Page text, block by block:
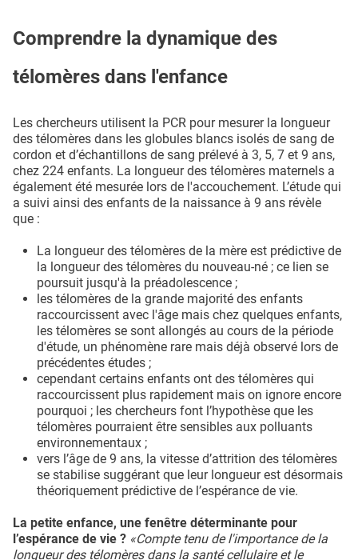
Comprendre la dynamique des
télomères dans l'enfance
Les chercheurs utilisent la PCR pour mesurer la longueur
des télomères dans les globules blancs isolés de sang de
cordon et d’échantillons de sang prélevé à 3, 5, 7 et 9 ans,
chez 224 enfants. La longueur des télomères maternels a
également été mesurée lors de l'accouchement. L’étude qui
a suivi ainsi des enfants de la naissance à 9 ans révèle
que :
La longueur des télomères de la mère est prédictive de
la longueur des télomères du nouveau-né ; ce lien se
poursuit jusqu'à la préadolescence ;
les télomères de la grande majorité des enfants
raccourcissent avec l'âge mais chez quelques enfants,
les télomères se sont allongés au cours de la période
d'étude, un phénomène rare mais déjà observé lors de
précédentes études ;
cependant certains enfants ont des télomères qui
raccourcissent plus rapidement mais on ignore encore
pourquoi ; les chercheurs font l’hypothèse que les
télomères pourraient être sensibles aux polluants
environnementaux ;
vers l’âge de 9 ans, la vitesse d’attrition des télomères
se stabilise suggérant que leur longueur est désormais
théoriquement prédictive de l’espérance de vie.
La petite enfance, une fenêtre déterminante pour
l’espérance de vie ? «Compte tenu de l'importance de la
longueur des télomères dans la santé cellulaire et le